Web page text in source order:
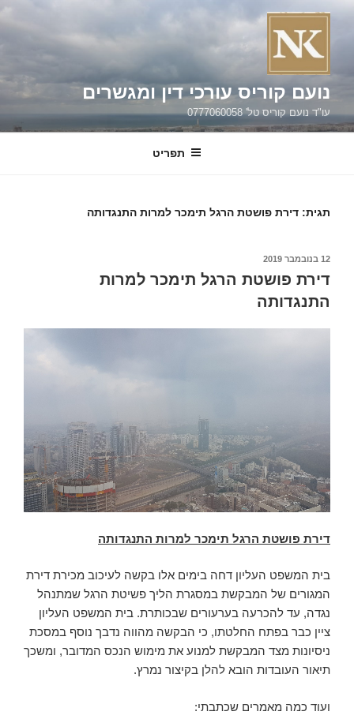
דילוג
נועם קוריס עורכי דין ומגשרים
עו"ד נועם קוריס טל' 0777060058
תפריט
תגית: דירת פושטת הרגל תימכר למרות התנגדותה
פורסם
12 בנובמבר 2019
דירת פושטת הרגל תימכר למרות
התנגדותה
דירת פושטת הרגל תימכר למרות התנגדותה
בית המשפט העליון דחה בימים אלו בקשה לעיכוב מכירת דירת
המגורים של המבקשת במסגרת הליך פשיטת הרגל שמתנהל
נגדה, עד להכרעה בערעורים שבכותרת. בית המשפט העליון
ציין כבר בפתח החלטתו, כי הבקשה מהווה נדבך נוסף במסכת
ניסיונות מצד המבקשת למנוע את מימוש הנכס המדובר, ומשכך
תיאור העובדות הובא להלן בקיצור נמרץ.
ועוד כמה מאמרים שכתבתי: